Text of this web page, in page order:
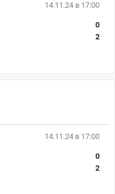
14.11.24 в 17:00
0
2
14.11.24 в 17:00
0
2